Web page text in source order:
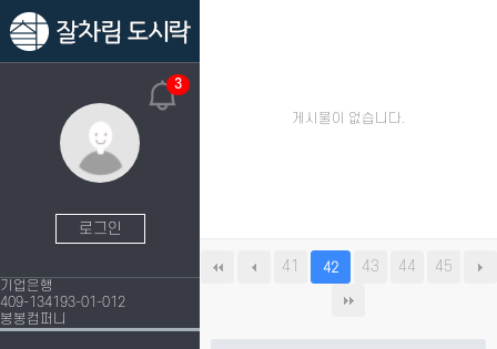
3
로그인
기업은행
409-134193-01-012
봉봉컴퍼니
게시물이 없습니다.
41 42 43 44 45